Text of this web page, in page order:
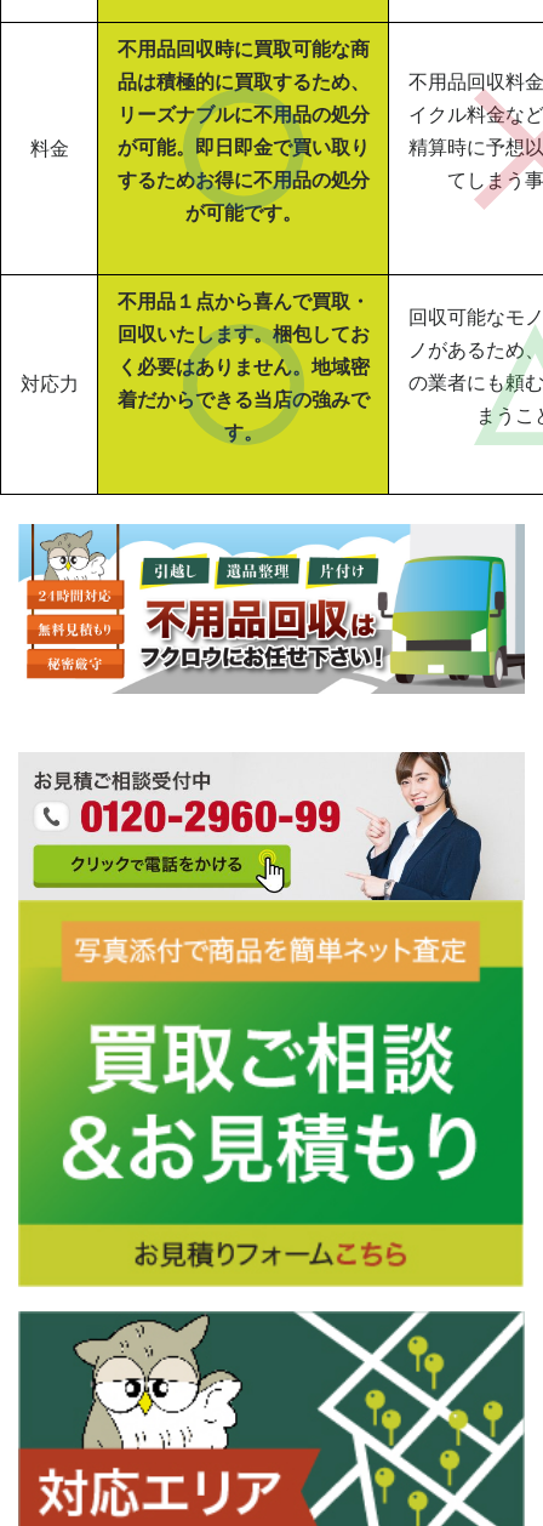
料金
不用品回収時に買取可能な商
品は積極的に買取するため、
リーズナブルに不用品の処分
が可能。即日即金で買い取り
するためお得に不用品の処分
が可能です。
不用品回収料
イクル料金な
精算時に予想
てしまう
対応力
不用品１点から喜んで買取・
回収いたします。梱包してお
く必要はありません。地域密
着だからできる当店の強みで
す。
回収可能なモ
ノがあるため
の業者にも頼
まうこ